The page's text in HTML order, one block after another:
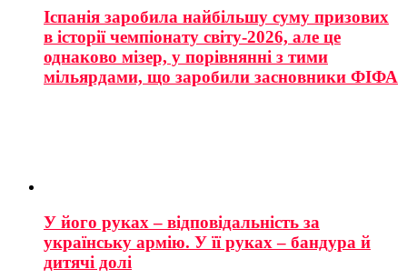
Іспанія заробила найбільшу суму призових
в історії чемпіонату світу-2026, але це
однаково мізер, у порівнянні з тими
мільярдами, що заробили засновники ФІФА
У його руках – відповідальність за
українську армію. У її руках – бандура й
дитячі долі